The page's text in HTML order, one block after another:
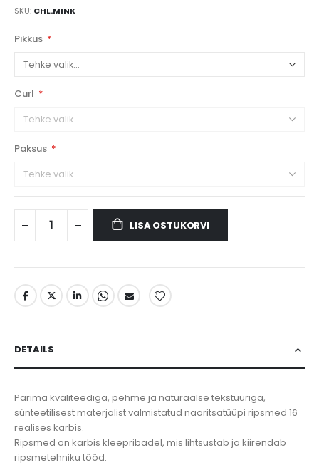
SKU CHL.MINK
Pikkus
Curl
Paksus
LISA OSTUKORVI
DETAILS
Parima kvaliteediga, pehme ja naturaalse tekstuuriga,
sünteetilisest materjalist valmistatud naaritsatüüpi ripsmed 16
realises karbis.
Ripsmed on karbis kleepribadel, mis lihtsustab ja kiirendab
ripsmetehniku tööd.